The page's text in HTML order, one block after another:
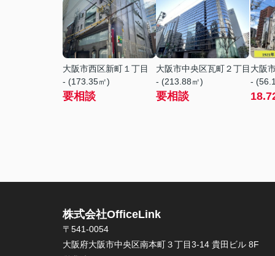
大阪市西区新町１丁目
- (173.35㎡)
要相談
大阪市中央区瓦町２丁目
- (213.88㎡)
要相談
大阪
-
株式会社OfficeLink
〒541-0054
大阪府大阪市中央区南本町３丁目3-14 貴田ビル 8F